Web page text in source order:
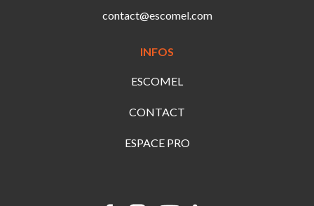
contact@escomel.com
INFOS
ESCOMEL
CONTACT
ESPACE PRO